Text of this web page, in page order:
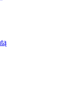
i logowanie do serwisu
w nowej karcie